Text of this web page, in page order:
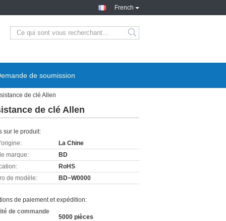
French
de soumission
de clé Allen
de clé Allen
sur le produit:
La Chine
marque:
BD
RoHS
de modèle:
BD~W0000
de paiement et expédition:
de commande
5000 pièces